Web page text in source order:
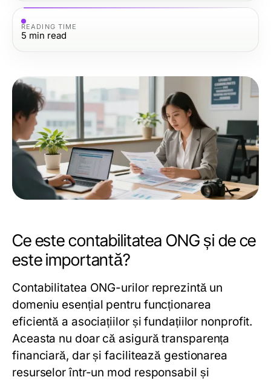
READING TIME
5 min read
Ce este contabilitatea ONG și de ce
este importantă?
Contabilitatea ONG-urilor reprezintă un
domeniu esențial pentru funcționarea
eficientă a asociațiilor și fundațiilor nonprofit.
Aceasta nu doar că asigură transparența
financiară, dar și facilitează gestionarea
resurselor într-un mod responsabil și